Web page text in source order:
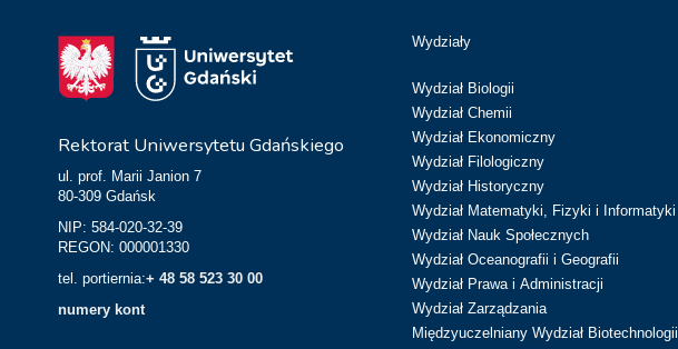
Rektorat Uniwersytetu Gdańskiego
ul. prof. Marii Janion 7
80-309 Gdańsk
NIP: 584-020-32-39
REGON: 000001330
tel. portiernia:+ 48 58 523 30 00
numery kont
Wydziały
Wydział Biologii
Wydział Chemii
Wydział Ekonomiczny
Wydział Filologiczny
Wydział Historyczny
Wydział Matematyki, Fizyki i Informatyki
Wydział Nauk Społecznych
Wydział Oceanografii i Geografii
Wydział Prawa i Administracji
Wydział Zarządzania
Międzyuczelniany Wydział Biotechnologii